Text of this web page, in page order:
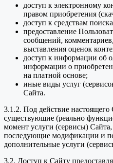
доступ к электронному
правом приобретения
доступ к средствам
предоставление
сообщений,
выставления оценок
доступ к информации об
информации о
на платной основе;
иные виды услуг
Сайта.
3.1.2. Под действие
существующие (реально
момент услуги (сервисы)
последующие модификации и
дополнительные услуги
3.2. Доступ к Сайту